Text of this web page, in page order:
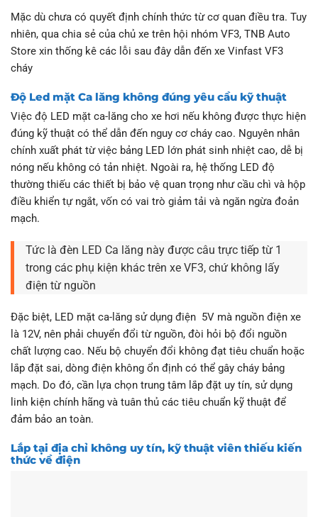
Mặc dù chưa có quyết định chính thức từ cơ quan điều tra. Tuy
nhiên, qua chia sẻ của chủ xe trên hội nhóm VF3, TNB Auto
Store xin thống kê các lỗi sau đây dẫn đến xe Vinfast VF3
cháy
Độ Led mặt Ca lăng không đúng yêu cầu kỹ thuật
Việc độ LED mặt ca-lăng cho xe hơi nếu không được thực hiện
đúng kỹ thuật có thể dẫn đến nguy cơ cháy cao. Nguyên nhân
chính xuất phát từ việc bảng LED lớn phát sinh nhiệt cao, dễ bị
nóng nếu không có tản nhiệt. Ngoài ra, hệ thống LED độ
thường thiếu các thiết bị bảo vệ quan trọng như cầu chì và hộp
điều khiển tự ngắt, vốn có vai trò giảm tải và ngăn ngừa đoản
mạch.
Tức là đèn LED Ca lăng này được câu trực tiếp từ 1
trong các phụ kiện khác trên xe VF3, chứ không lấy
điện từ nguồn
Đặc biệt, LED mặt ca-lăng sử dụng điện 5V mà nguồn điện xe
là 12V, nên phải chuyển đổi từ nguồn, đòi hỏi bộ đổi nguồn
chất lượng cao. Nếu bộ chuyển đổi không đạt tiêu chuẩn hoặc
lắp đặt sai, dòng điện không ổn định có thể gây cháy bảng
mạch. Do đó, cần lựa chọn trung tâm lắp đặt uy tín, sử dụng
linh kiện chính hãng và tuân thủ các tiêu chuẩn kỹ thuật để
đảm bảo an toàn.
Lắp tại địa chỉ không uy tín, kỹ thuật viên thiếu kiến
thức về điện